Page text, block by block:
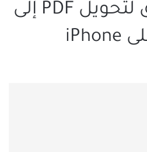
أفضل 4 طرق لتحويل PDF إلى